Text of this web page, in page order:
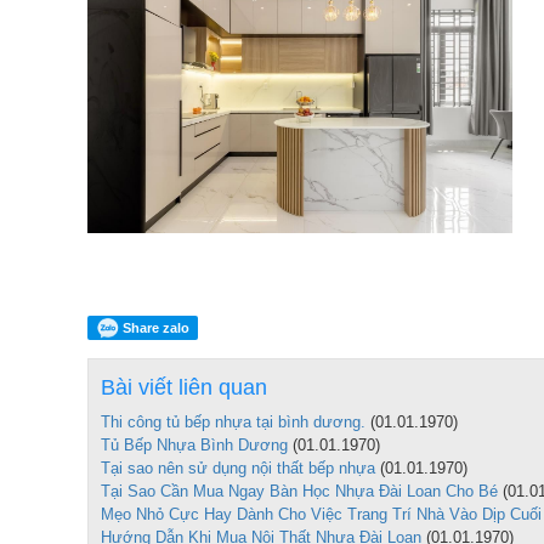
Share zalo
Bài viết liên quan
Thi công tủ bếp nhựa tại bình dương. (01.01.1970)
Tủ Bếp Nhựa Bình Dương (01.01.1970)
Tại sao nên sử dụng nội thất bếp nhựa (01.01.1970)
Tại Sao Cần Mua Ngay Bàn Học Nhựa Đài Loan Cho Bé
Mẹo Nhỏ Cực Hay Dành Cho Việc Trang Trí Nhà Vào Dịp Cuối
Hướng Dẫn Khi Mua Nội Thất Nhựa Đài Loan (01.01.1970)
Tủ bếp nhựa acrylic bình dương
hoàng nam chuyên thiết kế và thi công nội
thất bếp đẹp...
Thi công tủ bếp nhựa tại bình dương.